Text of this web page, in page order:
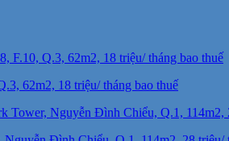
62m2, 18 triệu/ tháng bao thuế